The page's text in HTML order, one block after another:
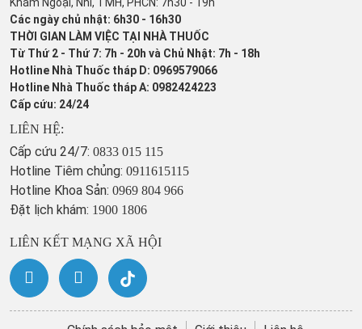
Các ngày chủ nhật: 6h30 - 16h30
THỜI GIAN LÀM VIỆC TẠI NHÀ THUỐC
Từ Thứ 2 - Thứ 7: 7h - 20h và Chủ Nhật: 7h - 18h
Hotline Nhà Thuốc tháp D: 0969579066
Hotline Nhà Thuốc tháp A: 0982424223
Cấp cứu: 24/24
LIÊN HỆ:
Cấp cứu 24/7: 0833 015 115
Hotline Tiêm chủng: 0911615115
Hotline Khoa Sản: 0969 804 966
Đặt lịch khám: 1900 1806
LIÊN KẾT MẠNG XÃ HỘI